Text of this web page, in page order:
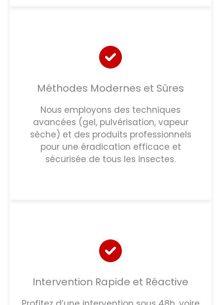
Méthodes Modernes et Sûres
Nous employons des techniques
avancées (gel, pulvérisation, vapeur
sèche) et des produits professionnels
pour une éradication efficace et
sécurisée de tous les insectes.
Intervention Rapide et Réactive